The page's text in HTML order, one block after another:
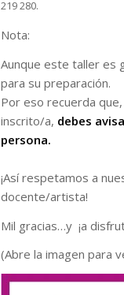
219 280.
Nota:
Aunque este taller es
para su preparación.
Por eso recuerda que,
inscrito/a, debes
persona.
¡Así respetamos a
docente/artista!
Mil gracias…y ¡a
(Abre la imagen para